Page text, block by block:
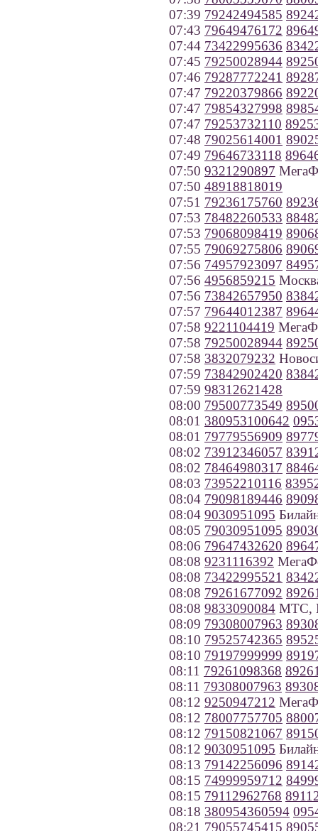
07:39 79242494585
07:43 79649476172
07:44 73422995636
07:45 79250028944
07:46 79287772241
07:47 79220379866
07:47 79854327998
07:47 79253732110
07:48 79025614001
07:49 79646733118
07:50 9321290897
07:50 48918818019
07:51 79236175760
07:53 78482260533
07:53 79068098419
07:55 79069275806
07:56 74957923097
07:56 4956859215
07:56 73842657950
07:57 79644012387
07:58 9221104419
07:58 79250028944
07:58 3832079232
07:59 73842902420
07:59 98312621428
08:00 79500773549
08:01 380953100642
08:01 79779556909
08:02 73912346057
08:02 78464980317
08:03 73952210116
08:04 79098189446
08:04 9030951095
08:05 79030951095
08:06 79647432620
08:08 9231116392
08:08 73422995521
08:08 79261677092
08:08 9833090084 МТС,
08:09 79308007963
08:10 79525742365
08:10 79197999999
08:11 79261098368
08:11 79308007963
08:12 9250947212
08:12 78007757705
08:12 79150821067
08:12 9030951095
08:13 79142256096
08:15 74999959712
08:15 79112962768
08:18 380954360594
08:21 79055745415